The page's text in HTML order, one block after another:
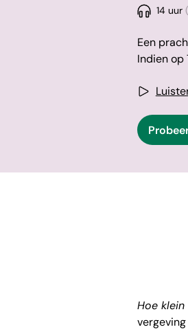
14 uur
Een
Indien op
Hoe